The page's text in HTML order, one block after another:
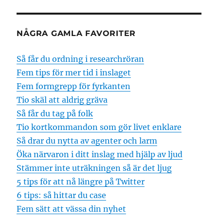
NÅGRA GAMLA FAVORITER
Så får du ordning i researchröran
Fem tips för mer tid i inslaget
Fem formgrepp för fyrkanten
Tio skäl att aldrig gräva
Så får du tag på folk
Tio kortkommandon som gör livet enklare
Så drar du nytta av agenter och larm
Öka närvaron i ditt inslag med hjälp av ljud
Stämmer inte uträkningen så är det ljug
5 tips för att nå längre på Twitter
6 tips: så hittar du case
Fem sätt att vässa din nyhet